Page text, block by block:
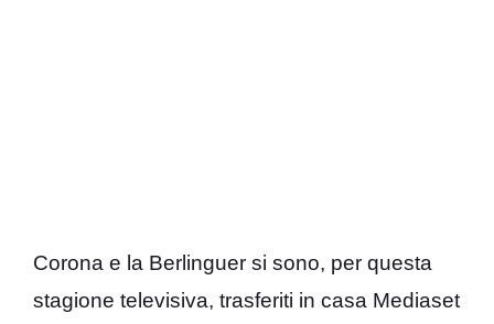
Corona e la Berlinguer si sono, per questa
stagione televisiva, trasferiti in casa Mediaset